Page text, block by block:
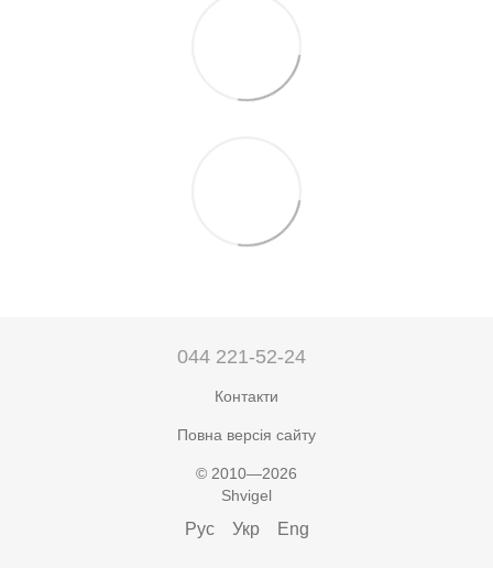
044 221-52-24
Контакти
Повна версія сайту
© 2010—2026
Shvigel
Рус Укр Eng